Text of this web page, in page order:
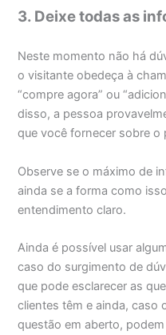
3. Deixe todas as
Neste momento não há
o visitante obedeça à
“compre agora” ou
disso, a pessoa
que você fornecer sobre o
Observe se o máximo de
ainda se a forma como
entendimento claro.
Ainda é possível usar
caso do surgimento de
que pode esclarecer as
clientes têm e ainda, caso
questão em aberto,